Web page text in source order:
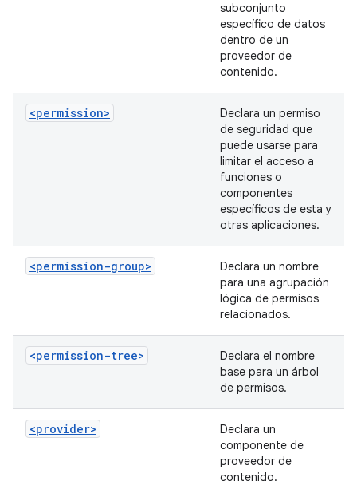
subconjunto
específico de datos
dentro de un
proveedor de
contenido.
<permission>
Declara un permiso
de seguridad que
puede usarse para
limitar el acceso a
funciones o
componentes
específicos de esta y
otras aplicaciones.
<permission-group>
Declara un nombre
para una agrupación
lógica de permisos
relacionados.
<permission-tree>
Declara el nombre
base para un árbol
de permisos.
<provider>
Declara un
componente de
proveedor de
contenido.